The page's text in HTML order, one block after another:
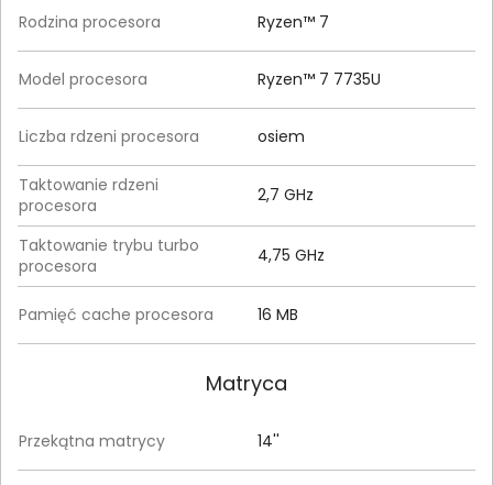
Rodzina procesora Ryzen™ 7
Model procesora Ryzen™ 7 7735U
Liczba rdzeni procesora osiem
Taktowanie rdzeni
procesora
2,7 GHz
Taktowanie trybu turbo
procesora
4,75 GHz
Pamięć cache procesora 16 MB
Matryca
Przekątna matrycy 14''